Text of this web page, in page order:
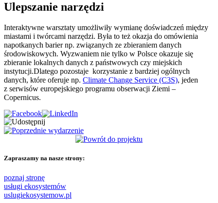
Ulepszanie narzędzi
Interaktywne warsztaty umożliwiły wymianę doświadczeń między
miastami i twórcami narzędzi. Była to też okazja do omówienia
napotkanych barier np. związanych ze zbieraniem danych
środowiskowych. Wyzwaniem nie tylko w Polsce okazuje się
zbieranie lokalnych danych z państwowych czy miejskich
instytucji.Dlatego pozostaje korzystanie z bardziej ogólnych
danych, które oferuje np. Climate Change Service (C3S), jeden
z serwisów europejskiego programu obserwacji Ziemi –
Copernicus.
Zapraszamy na nasze strony:
poznaj stronę
usługi ekosystemów
uslugiekosystemow.pl